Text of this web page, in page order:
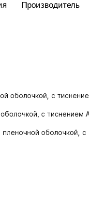
Производитель
оболочкой, с
с тиснением
оболочкой, с